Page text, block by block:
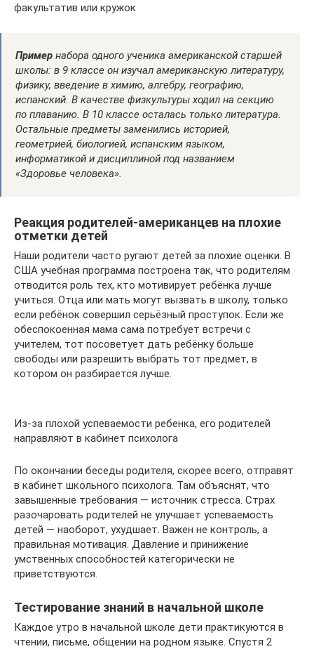
факультатив или кружок
Пример набора одного ученика американской старшей
школы: в 9 классе он изучал американскую литературу,
физику, введение в химию, алгебру, географию,
испанский. В качестве физкультуры ходил на секцию
по плаванию. В 10 классе осталась только литература.
Остальные предметы заменились историей,
геометрией, биологией, испанским языком,
информатикой и дисциплиной под названием
«Здоровье человека».
Реакция родителей-американцев на плохие
отметки детей
Наши родители часто ругают детей за плохие оценки. В
США учебная программа построена так, что родителям
отводится роль тех, кто мотивирует ребёнка лучше
учиться. Отца или мать могут вызвать в школу, только
если ребёнок совершил серьёзный проступок. Если же
обеспокоенная мама сама потребует встречи с
учителем, тот посоветует дать ребёнку больше
свободы или разрешить выбрать тот предмет, в
котором он разбирается лучше.
Из-за плохой успеваемости ребенка, его родителей
направляют в кабинет психолога
По окончании беседы родителя, скорее всего, отправят
в кабинет школьного психолога. Там объяснят, что
завышенные требования — источник стресса. Страх
разочаровать родителей не улучшает успеваемость
детей — наоборот, ухудшает. Важен не контроль, а
правильная мотивация. Давление и принижение
умственных способностей категорически не
приветствуются.
Тестирование знаний в начальной школе
Каждое утро в начальной школе дети практикуются в
чтении, письме, общении на родном языке. Спустя 2